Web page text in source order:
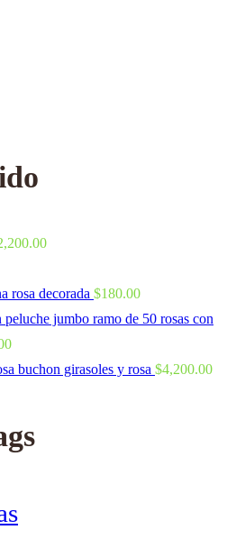
rosa decorada $180.00
ramo de 50 rosas con
buchon girasoles y rosa $4,200.00